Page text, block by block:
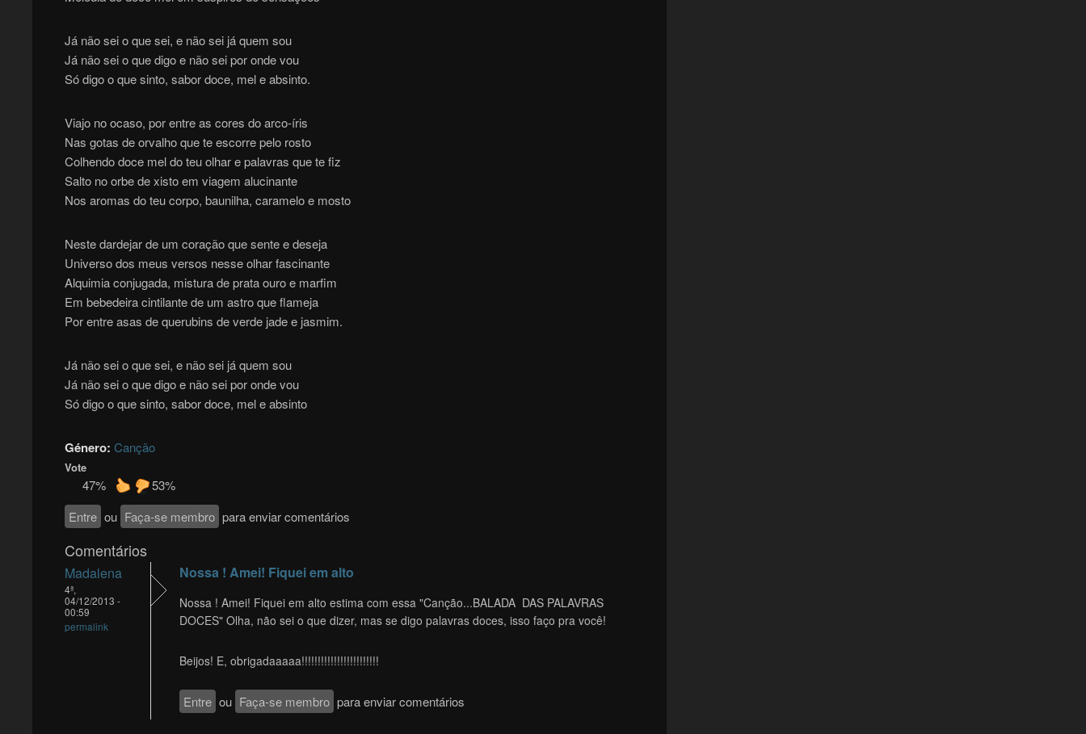
Já não sei o que sei, e não sei já quem sou
Já não sei o que digo e não sei por onde vou
Só digo o que sinto, sabor doce, mel e absinto.
Viajo no ocaso, por entre as cores do arco-íris
Nas gotas de orvalho que te escorre pelo rosto
Colhendo doce mel do teu olhar e palavras que te fiz
Salto no orbe de xisto em viagem alucinante
Nos aromas do teu corpo, baunilha, caramelo e mosto
Neste dardejar de um coração que sente e deseja
Universo dos meus versos nesse olhar fascinante
Alquimia conjugada, mistura de prata ouro e marfim
Em bebedeira cintilante de um astro que flameja
Por entre asas de querubins de verde jade e jasmim.
Já não sei o que sei, e não sei já quem sou
Já não sei o que digo e não sei por onde vou
Só digo o que sinto, sabor doce, mel e absinto
Género: Canção
Vote
47%
53%
Entre ou Faça-se membro para enviar comentários
Comentários
Madalena
4ª,
04/12/2013 -
00:59
permalink
Nossa ! Amei! Fiquei em alto
Nossa ! Amei! Fiquei em alto estima com essa "Canção...BALADA DAS PALAVRAS
DOCES" Olha, não sei o que dizer, mas se digo palavras doces, isso faço pra você!
Beijos! E, obrigadaaaaa!!!!!!!!!!!!!!!!!!!!!!!!
Entre ou Faça-se membro para enviar comentários